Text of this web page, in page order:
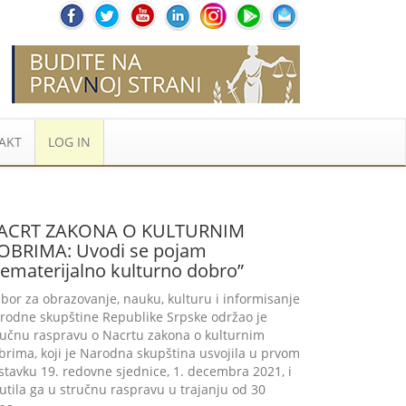
LOG IN
ZAKONA O KULTURNIM
Uvodi se pojam
kulturno dobro”
za obrazovanje, nauku, kulturu i informisanje
skupštine Republike Srpske održao je
raspravu o Nacrtu zakona o kulturnim
koji je Narodna skupština usvojila u prvom
19. redovne sjednice, 1. decembra 2021, i
ga u stručnu raspravu u trajanju od 30